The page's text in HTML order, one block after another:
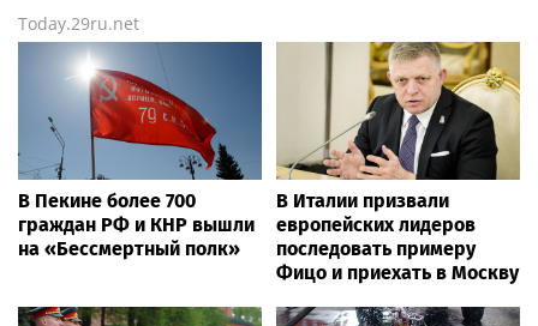
Today.29ru.net
В Пекине более 700
граждан РФ и КНР вышли
на «Бессмертный полк»
В Италии призвали
европейских лидеров
последовать примеру
Фицо и приехать в Москву